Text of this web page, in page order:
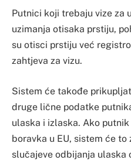
Putnici koji trebaju vize za
uzimanja otisaka prstiju,
su otisci prstiju već
zahtjeva za vizu.
Sistem će takođe
druge lične podatke
ulaska i izlaska. Ako
boravka u EU, sistem će
slučajeve odbijanja ulaska